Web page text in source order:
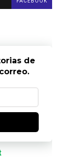
de